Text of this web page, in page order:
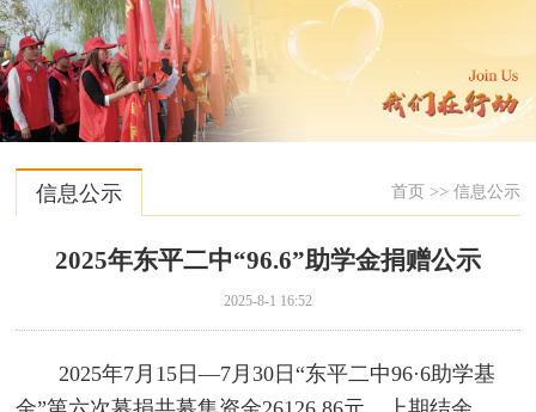
信息公示 首页 >> 信息公示
2025年东平二中“96.6”助学金捐赠公示
2025-8-1 16:52
2025年7月15日—7月30日“东平二中96·6助学基